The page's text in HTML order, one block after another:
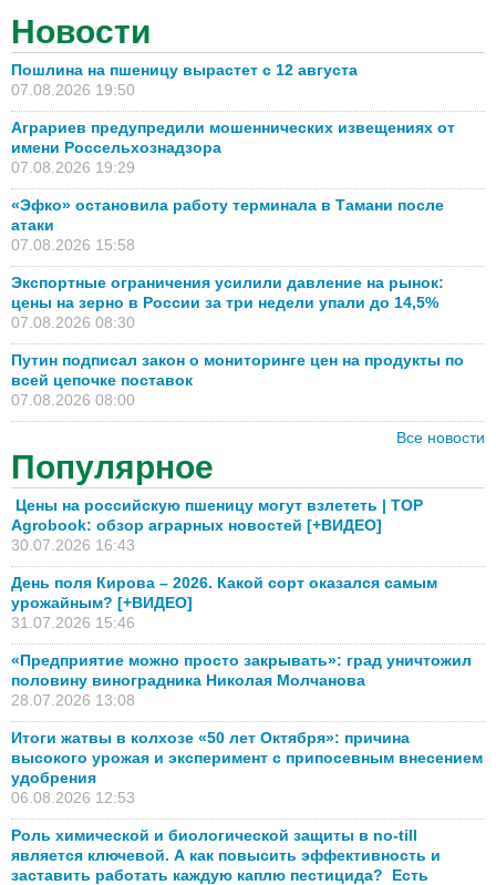
Новости
Пошлина на пшеницу вырастет с 12 августа
07.08.2026 19:50
Аграриев предупредили мошеннических извещениях от
имени Россельхознадзора
07.08.2026 19:29
«Эфко» остановила работу терминала в Тамани после
атаки
07.08.2026 15:58
Экспортные ограничения усилили давление на рынок:
цены на зерно в России за три недели упали до 14,5%
07.08.2026 08:30
Путин подписал закон о мониторинге цен на продукты по
всей цепочке поставок
07.08.2026 08:00
Все новости
Популярное
Цены на российскую пшеницу могут взлететь | TOP
Agrobook: обзор аграрных новостей [+ВИДЕО]
30.07.2026 16:43
День поля Кирова – 2026. Какой сорт оказался самым
урожайным? [+ВИДЕО]
31.07.2026 15:46
«Предприятие можно просто закрывать»: град уничтожил
половину виноградника Николая Молчанова
28.07.2026 13:08
Итоги жатвы в колхозе «50 лет Октября»: причина
высокого урожая и эксперимент с припосевным внесением
удобрения
06.08.2026 12:53
Роль химической и биологической защиты в no-till
является ключевой. А как повысить эффективность и
заставить работать каждую каплю пестицида? Есть